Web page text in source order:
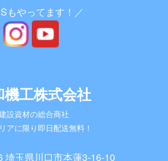
もやってます！／
機工株式会社
設資材の総合商社
アに限り即日配送無料！
埼玉県川口市本蓮3-16-10